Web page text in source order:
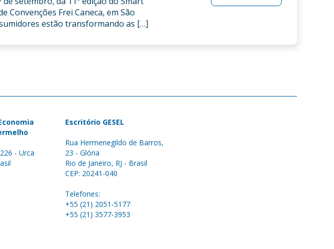
Convenções Frei Caneca, em São
estão transformando as […]
- Urca
Escritório GESEL
Rua Hermenegildo de Barros,
23 - Glória
Rio de Janeiro, RJ - Brasil
CEP: 20241-040
Telefones:
+55 (21) 2051-5177
+55 (21) 3577-3953